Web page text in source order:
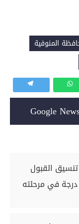
المنوفية
القبول
بالثانوي العام إلى 245 درجة في مرحلته